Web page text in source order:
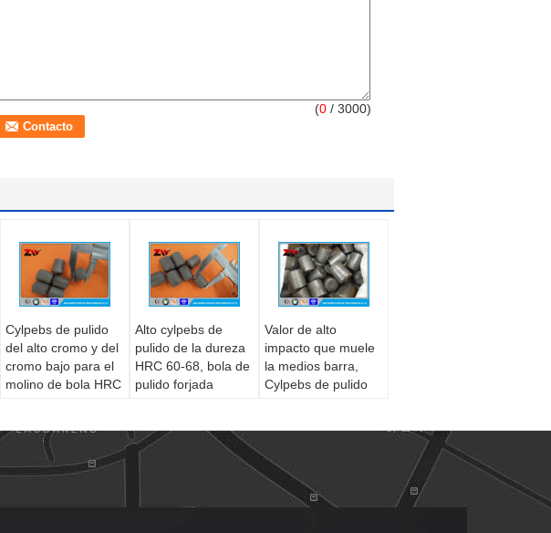
(0 / 3000)
Cylpebs de pulido
del alto cromo y del
cromo bajo para el
molino de bola HRC
Alto cylpebs de
pulido de la dureza
HRC 60-68, bola de
pulido forjada
Valor de alto
impacto que muele
la medios barra,
Cylpebs de pulido